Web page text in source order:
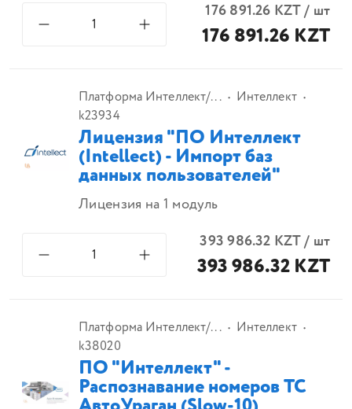
176 891.26 KZT/ шт
176 891.26 KZT
Платформа Интеллект/...
Интеллект
k23934
Лицензия "ПО Интеллект
(Intellect) - Импорт баз
данных пользователей"
Лицензия на 1 модуль
393 986.32 KZT/ шт
393 986.32 KZT
Платформа Интеллект/...
Интеллект
k38020
ПО "Интеллект" -
Распознавание номеров ТС